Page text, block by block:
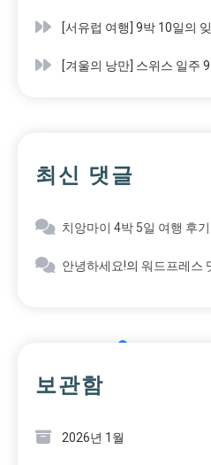
[서유럽 여행] 9박 10일의
[겨울의 낭만] 스위스 일주
최신 댓글
치앙마이 4박 5일 여행 후기
안녕하세요!의 워드프레스
보관함
2026년 1월